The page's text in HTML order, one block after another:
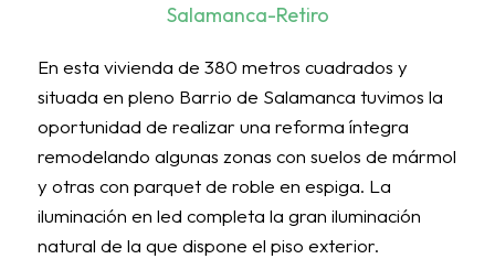
Salamanca-Retiro
En esta vivienda de 380 metros cuadrados y
situada en pleno Barrio de Salamanca tuvimos la
oportunidad de realizar una reforma íntegra
remodelando algunas zonas con suelos de mármol
y otras con parquet de roble en espiga. La
iluminación en led completa la gran iluminación
natural de la que dispone el piso exterior.